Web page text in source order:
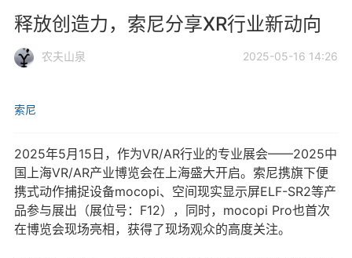
释放创造力，索尼分享XR行业新动向
农夫山泉 2025-05-16 14:26
索尼
2025年5月15日，作为VR/AR行业的专业展会——2025中
国上海VR/AR产业博览会在上海盛大开启。索尼携旗下便
携式动作捕捉设备mocopi、空间现实显示屏ELF-SR2等产
品参与展出（展位号：F12），同时，mocopi Pro也首次
在博览会现场亮相，获得了现场观众的高度关注。